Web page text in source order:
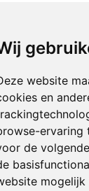
website
en
ervaring
de
mogelijk